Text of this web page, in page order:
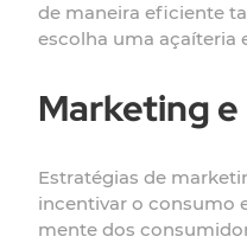
de maneira eficiente
escolha uma açaíteria
Marketing
Estratégias de
incentivar o consumo
mente dos